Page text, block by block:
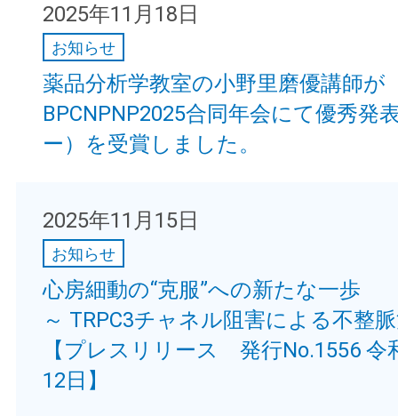
2025年11月18日
お知らせ
薬品分析学教室の小野里磨優講師が
BPCNPNP2025合同年会にて優秀発
ー）を受賞しました。
2025年11月15日
お知らせ
心房細動の“克服”への新たな一歩
～ TRPC3チャネル阻害による不整
【プレスリリース 発行No.1556 令
12日】